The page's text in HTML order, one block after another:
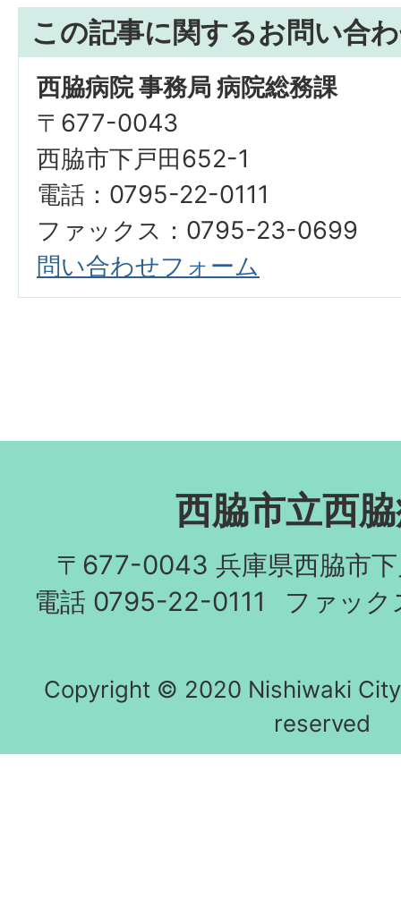
この記事に関するお問い合
西脇病院 事務局 病院総務課
〒677-0043
西脇市下戸田652-1
電話：0795-22-0111
ファックス：0795-23-0699
問い合わせフォーム
西脇市立西
〒677-0043 兵庫県西脇市
電話 0795-22-0111
ファッ
Copyright © 2020 Nishiwaki
reserved